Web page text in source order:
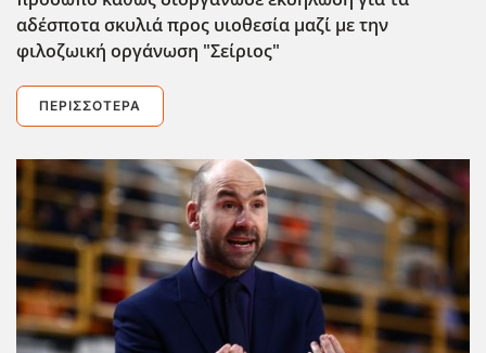
αδέσποτα σκυλιά προς υιοθεσία μαζί με την
φιλοζωική οργάνωση "Σείριος"
ΠΕΡΙΣΣΌΤΕΡΑ